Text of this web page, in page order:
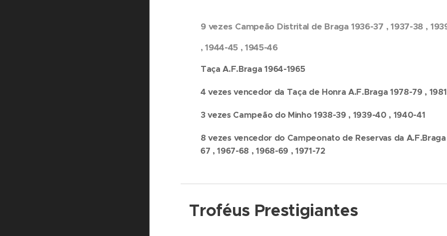
9 vezes Campeão Distrital de Braga 1936-37 , 1937-38 ,
, 1944-45 , 1945-46
Taça A.F.Braga 1964-1965
4 vezes vencedor da Taça de Honra A.F.Braga 1978-79 ,
3 vezes Campeão do Minho 1938-39 , 1939-40 , 1940-41
8 vezes vencedor do Campeonato de Reservas da
67 , 1967-68 , 1968-69 , 1971-72
Troféus Prestigiantes